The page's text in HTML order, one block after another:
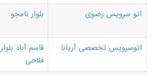
اتو سرویس رضوی
بلوار نامجو
اتوسرویس تخصصی آریانا
قاسم آباد بلوار
فلاحی